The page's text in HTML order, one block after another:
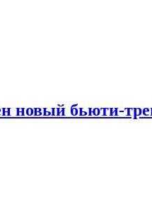
новый бьюти-